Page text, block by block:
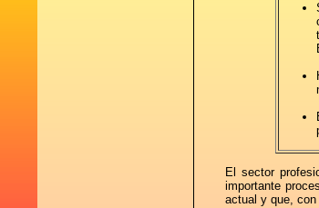
El sector
importante
actual y que,